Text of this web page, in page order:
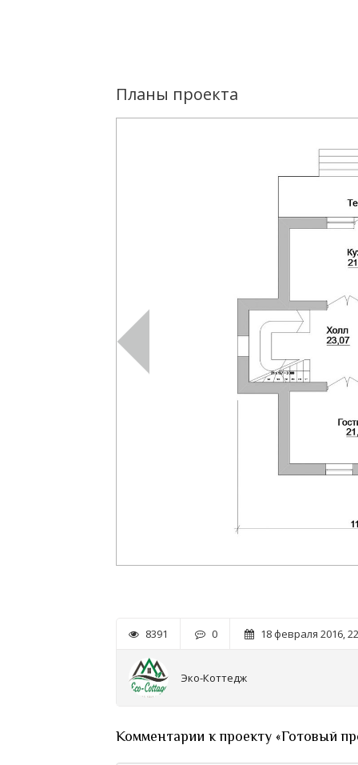
Планы проекта
8391 0 18 февраля 2016,
Эко-Коттедж
Комментарии к проекту «Готовый